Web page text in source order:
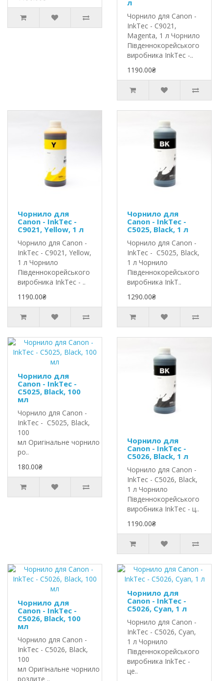
л
Чорнило для Canon -
InkTec - C9021,
Magenta, 1 л Чорнило
Південнокорейського
виробника InkTec -..
1190.00₴
Чорнило для
Canon - InkTec -
C9021, Yellow, 1 л
Чорнило для Canon -
InkTec - C9021, Yellow,
1 л Чорнило
Південнокорейського
виробника InkTec - ..
1190.00₴
Чорнило для
Canon - InkTec -
C5025, Black, 1 л
Чорнило для Canon -
InkTec - C5025, Black,
1 л Чорнило
Південнокорейського
виробника InkT..
1290.00₴
Чорнило для
Canon - InkTec -
C5025, Black, 100
мл
Чорнило для Canon -
InkTec - C5025, Black,
100
мл Оригінальне чорнило InkTec
ро..
180.00₴
Чорнило для
Canon - InkTec -
C5026, Black, 1 л
Чорнило для Canon -
InkTec - C5026, Black,
1 л Чорнило
Південнокорейського
виробника InkTec - ц..
1190.00₴
Чорнило для
Canon - InkTec -
C5026, Black, 100
мл
Чорнило для Canon -
InkTec - C5026, Black,
100
мл Оригінальне чорнило InkTec
розлите ..
Чорнило для
Canon - InkTec -
C5026, Cyan, 1 л
Чорнило для Canon -
InkTec - C5026, Cyan,
1 л Чорнило
Південнокорейського
виробника InkTec -
це..